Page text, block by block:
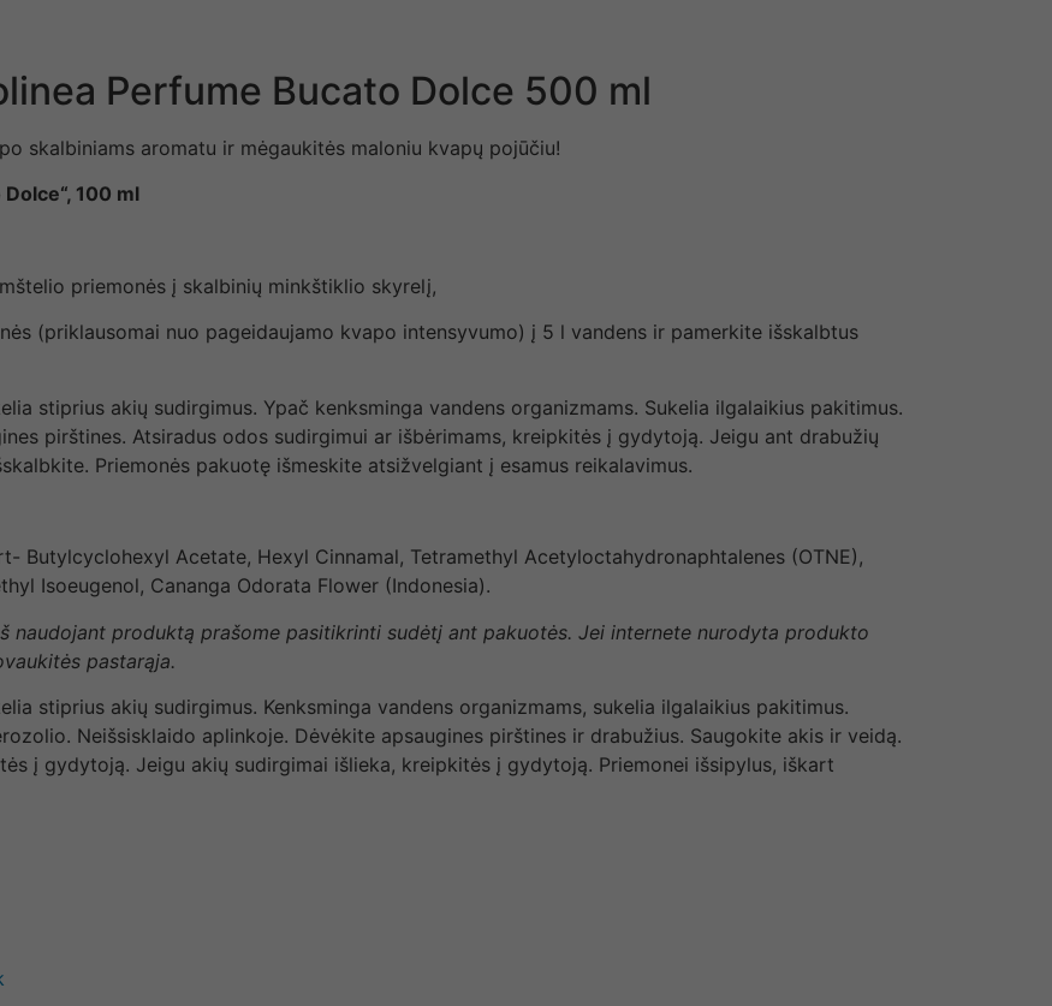
Perfume Bucato Dolce 500 ml
skalbiniams aromatu ir mėgaukitės maloniu kvapų pojūčiu!
100 ml
priemonės į skalbinių minkštiklio skyrelį,
(priklausomai nuo pageidaujamo kvapo intensyvumo) į 5 l vandens ir pamerkite išskalbtus
stiprius akių sudirgimus. Ypač kenksminga vandens organizmams. Sukelia ilgalaikius pakitimus.
pirštines. Atsiradus odos sudirgimui ar išbėrimams, kreipkitės į gydytoją. Jeigu ant drabužių
Priemonės pakuotę išmeskite atsižvelgiant į esamus reikalavimus.
Butylcyclohexyl Acetate, Hexyl Cinnamal, Tetramethyl Acetyloctahydronaphtalenes (OTNE),
Isoeugenol, Cananga Odorata Flower (Indonesia).
naudojant produktą prašome pasitikrinti sudėtį ant pakuotės. Jei internete nurodyta produkto
pastarąja.
stiprius akių sudirgimus. Kenksminga vandens organizmams, sukelia ilgalaikius pakitimus.
Neišsisklaido aplinkoje. Dėvėkite apsaugines pirštines ir drabužius. Saugokite akis ir veidą.
į gydytoją. Jeigu akių sudirgimai išlieka, kreipkitės į gydytoją. Priemonei išsipylus, iškart